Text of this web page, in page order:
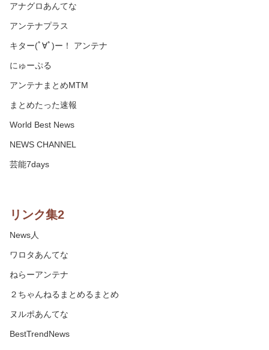
アナグロあんてな
アンテナプラス
キター(ﾟ∀ﾟ)ー！ アンテナ
にゅーぷる
アンテナまとめMTM
まとめたった速報
World Best News
NEWS CHANNEL
芸能7days
リンク集2
News人
ワロタあんてな
ねらーアンテナ
２ちゃんねるまとめるまとめ
ヌルポあんてな
BestTrendNews